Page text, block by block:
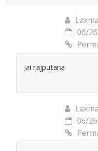
06/
Jai rajputana
06/